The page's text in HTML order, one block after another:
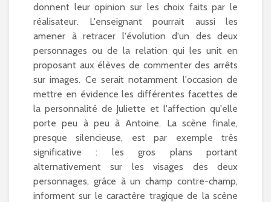
donnent leur opinion sur les choix faits par le
réalisateur. L'enseignant pourrait aussi les
amener à retracer l'évolution d'un des deux
personnages ou de la relation qui les unit en
proposant aux élèves de commenter des arrêts
sur images. Ce serait notamment l'occasion de
mettre en évidence les différentes facettes de
la personnalité de Juliette et l'affection qu'elle
porte peu à peu à Antoine. La scène finale,
presque silencieuse, est par exemple très
significative : les gros plans portant
alternativement sur les visages des deux
personnages, grâce à un champ contre-champ,
informent sur le caractère tragique de la scène